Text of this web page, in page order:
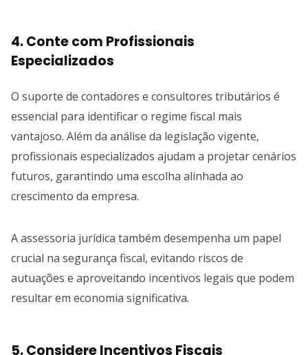
4. Conte com Profissionais
Especializados
O suporte de contadores e consultores tributários é
essencial para identificar o regime fiscal mais
vantajoso. Além da análise da legislação vigente,
profissionais especializados ajudam a projetar cenários
futuros, garantindo uma escolha alinhada ao
crescimento da empresa.
A assessoria jurídica também desempenha um papel
crucial na segurança fiscal, evitando riscos de
autuações e aproveitando incentivos legais que podem
resultar em economia significativa.
5. Considere Incentivos Fiscais